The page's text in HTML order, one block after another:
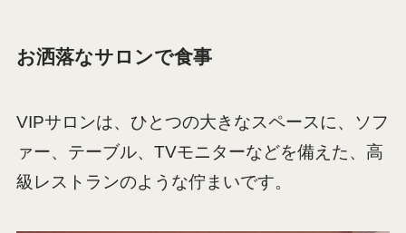
お洒落なサロンで食事
VIPサロンは、ひとつの大きなスペースに、ソフ
ァー、テーブル、TVモニターなどを備えた、高
級レストランのような佇まいです。